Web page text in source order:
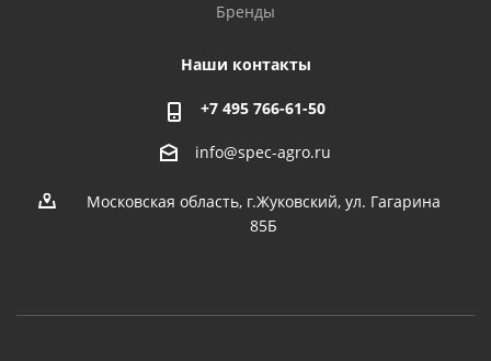
Бренды
Наши контакты
+7 495 766-61-50
info@spec-agro.ru
Московская область, г.Жуковский, ул. Гагарина
85Б